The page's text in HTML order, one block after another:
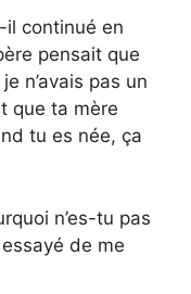
il continué en
pensait que
n’avais pas un
que ta mère
tu es née, ça
n’es-tu pas
de me